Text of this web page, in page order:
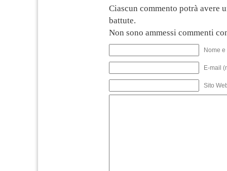
Ciascun commento potrà avere
battute.
Non sono ammessi commenti
Nome
E-mail
Sito